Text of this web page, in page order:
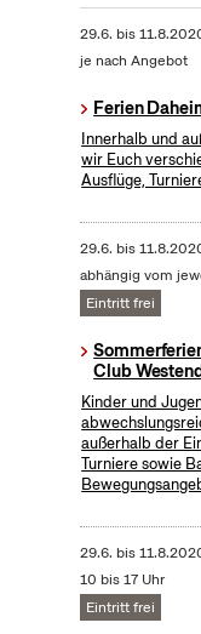
29.6. bis
je nach Angebot
Ferien
Innerhalb und
wir Euch
Ausflüge,
29.6. bis
abhängig vom
Eintritt frei
Club Westend
Kinder und
außerhalb der
Turniere sowie
29.6. bis
10 bis 17 Uhr
Eintritt frei